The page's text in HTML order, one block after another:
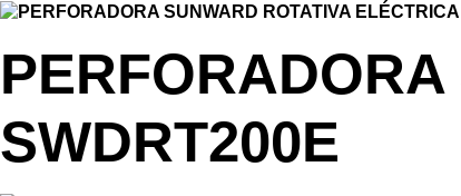
SWDRT200E